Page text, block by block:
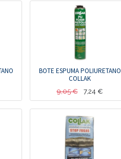
BOTE ESPUMA POLIURETANO
COLLAK
9,05€ 7,24 €